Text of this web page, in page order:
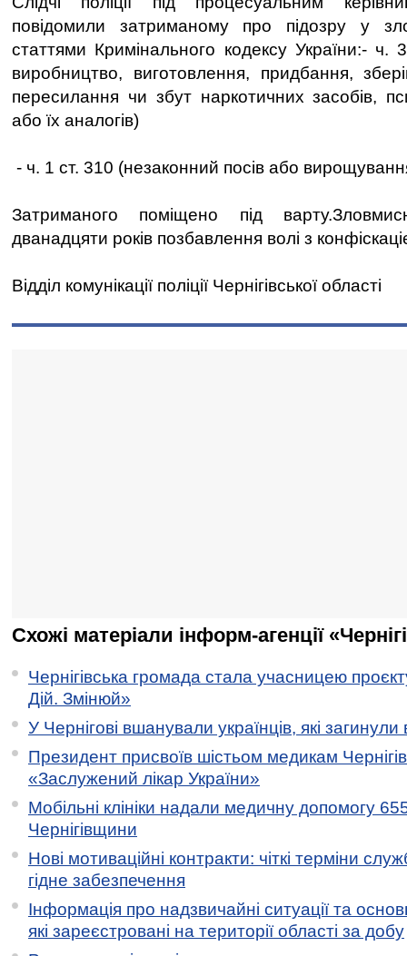
повідомили затриманому про підозру у
статтями Кримінального кодексу України:- ч.
виробництво, виготовлення, придбання,
пересилання чи збут наркотичних засобів,
або їх аналогів)
- ч. 1 ст. 310 (незаконний посів або
Затриманого поміщено під
дванадцяти років позбавлення волі з
Відділ комунікації поліції Чернігівської області
Схожі матеріали інформ-агенції
Чернігівська громада стала учасницею
Дій. Змінюй»
У Чернігові вшанували українців, які загинули
Президент присвоїв шістьом медикам
«Заслужений лікар України»
Мобільні клініки надали медичну допомогу
Чернігівщини
Нові мотиваційні контракти: чіткі терміни
гідне забезпечення
Інформація про надзвичайні ситуації та
які зареєстровані на території області за добу